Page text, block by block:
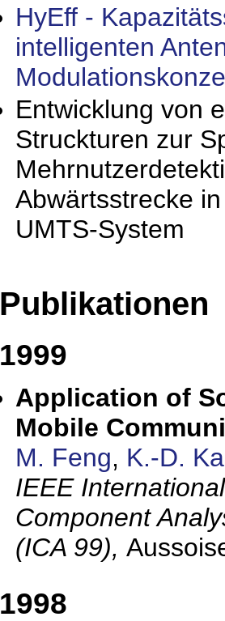
HyEff -
intelligenten
Entwicklung von
Struckturen zur
Abwärtsstrecke
UMTS-System
Publikationen
1999
Application of
Mobile
M. Feng, K.-D.
IEEE
Component
(ICA 99),
1998